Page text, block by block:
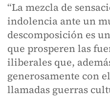
“La mezcla de
indolencia ante un
descomposición es
que prosperen las
iliberales que,
generosamente con
llamadas guerras